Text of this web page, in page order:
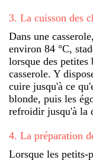
3. La cuisson des
Dans une
environ 84 °C,
lorsque des petites
casserole. Y
cuire jusqu'à ce
blonde, puis les
refroidir jusqu'à la
4. La préparation
Lorsque les petits-